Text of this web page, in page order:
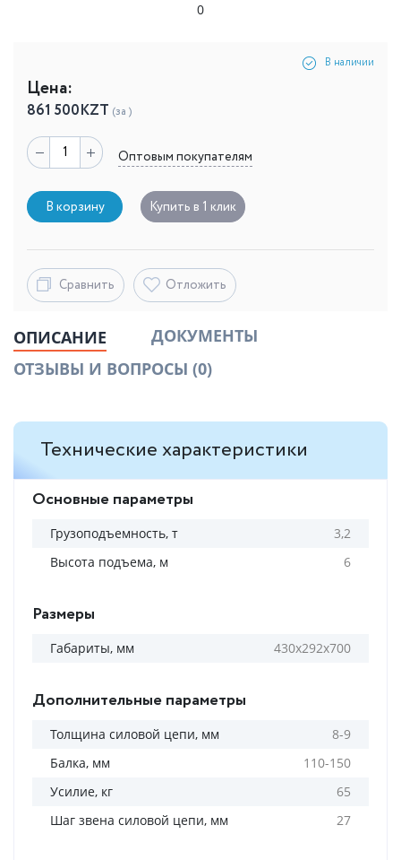
0
В наличии
Цена:
861 500KZT (за )
Оптовым покупателям
В корзину Купить в 1 клик
Сравнить Отложить
ОПИСАНИЕ
ДОКУМЕНТЫ
ОТЗЫВЫ И ВОПРОСЫ (0)
Технические характеристики
Основные параметры
Грузоподъемность, т
3,2
Высота подъема, м
6
Размеры
Габариты, мм 430x292x700
Дополнительные параметры
Толщина силовой цепи, мм
8-9
Балка, мм
110-150
Усилие, кг
65
Шаг звена силовой цепи, мм
27